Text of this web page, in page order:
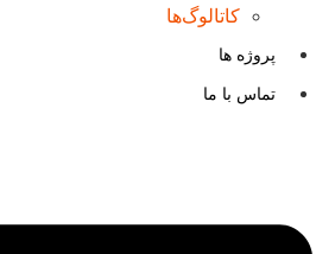
کاتالوگ‌ها
پروژه ها
تماس با ما